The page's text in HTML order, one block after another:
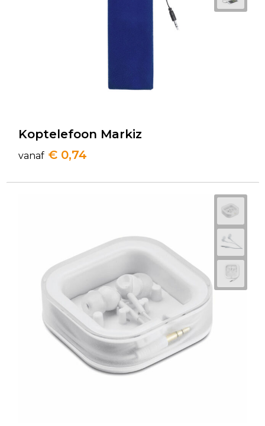
Koptelefoon Markiz
vanaf € 0,74